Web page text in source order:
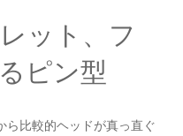
ット、フ
ピン型
ら比較的ヘッドが真っ直ぐ